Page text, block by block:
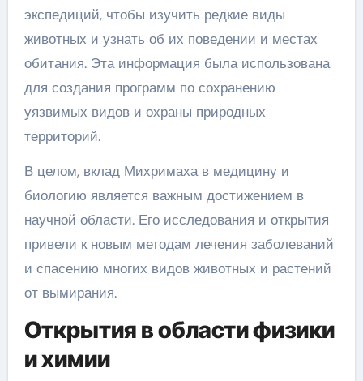
экспедиций, чтобы изучить редкие виды
животных и узнать об их поведении и местах
обитания. Эта информация была использована
для создания программ по сохранению
уязвимых видов и охраны природных
территорий.
В целом, вклад Михримаха в медицину и
биологию является важным достижением в
научной области. Его исследования и открытия
привели к новым методам лечения заболеваний
и спасению многих видов животных и растений
от вымирания.
Открытия в области физики
и химии